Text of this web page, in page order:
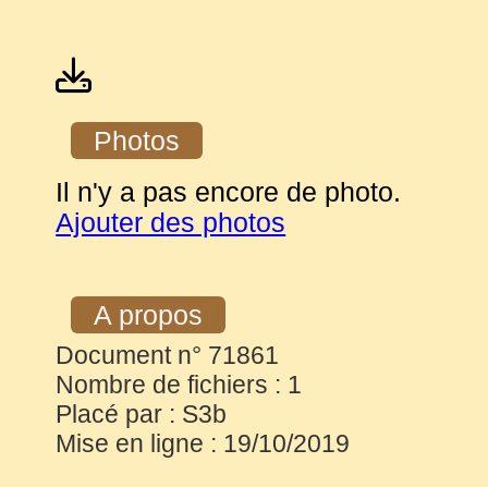
Photos
Il n'y a pas encore de photo.
Ajouter des photos
A propos
Document n° 71861
Nombre de fichiers : 1
Placé par : S3b
Mise en ligne : 19/10/2019